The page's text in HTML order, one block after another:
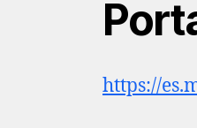
https://